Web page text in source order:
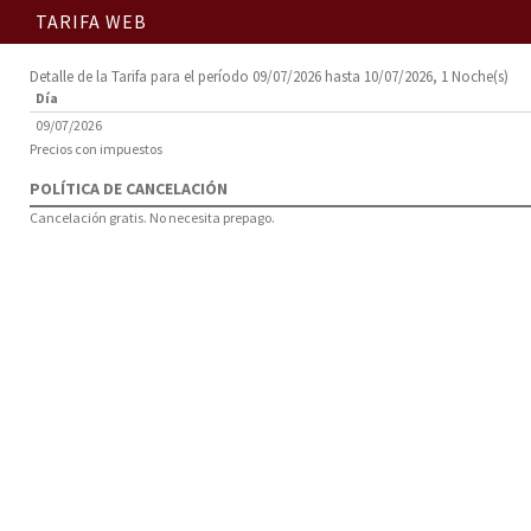
TARIFA WEB
Detalle de la Tarifa para el período 09/07/2026 hasta 10/07/2026, 1 Noche(s)
Día
09/07/2026
Precios con impuestos
POLÍTICA DE CANCELACIÓN
Cancelación gratis. No necesita prepago.